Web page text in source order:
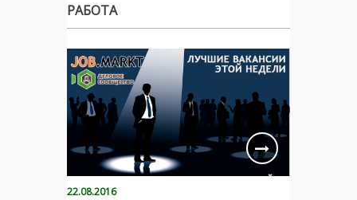
РАБОТА
22.08.2016